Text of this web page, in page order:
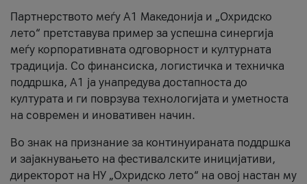
Партнерството меѓу A1 Македонија и „Охридско
лето“ претставува пример за успешна синергија
меѓу корпоративната одговорност и културната
традиција. Со финансиска, логистичка и техничка
поддршка, A1 ја унапредува достапноста до
културата и ги поврзува технологијата и уметноста
на современ и иновативен начин.
Во знак на признание за континуираната поддршка
и зајакнувањето на фестивалските иницијативи,
директорот на НУ „Охридско лето“ на овој настан му